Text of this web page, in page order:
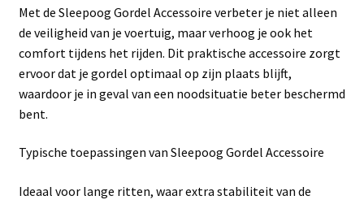
Blog
Contact
Klantenservice
Met de Sleepoog Gordel Accessoire verbeter je niet alleen
de veiligheid van je voertuig, maar verhoog je ook het
comfort tijdens het rijden. Dit praktische accessoire zorgt
ervoor dat je gordel optimaal op zijn plaats blijft,
waardoor je in geval van een noodsituatie beter beschermd
bent.
Typische toepassingen van Sleepoog Gordel Accessoire
Ideaal voor lange ritten, waar extra stabiliteit van de